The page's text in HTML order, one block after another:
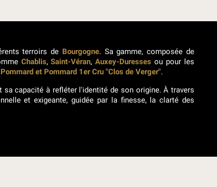
terroirs de Bourgogne. Sa gamme, composée de
Chablis,Saint-Véran,Auxey-Duresses ou pour les
Pommard et Pommard 1er Cru "Clos de Verger".
capacité à refléter l'identité de son origine. À travers
et exigeante, guidée par la finesse, la clarté des